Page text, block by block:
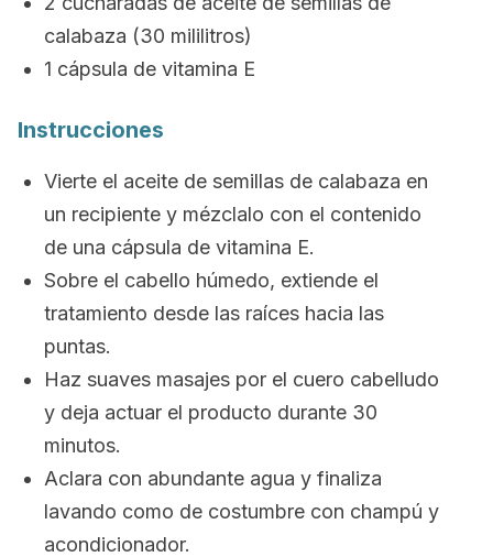
calabaza (30 mililitros)
1 cápsula de vitamina E
Instrucciones
Vierte el aceite de semillas de calabaza en
un recipiente y mézclalo con el contenido
de una cápsula de vitamina E.
Sobre el cabello húmedo, extiende el
tratamiento desde las raíces hacia las
puntas.
Haz suaves masajes por el cuero cabelludo
y deja actuar el producto durante 30
minutos.
Aclara con abundante agua y finaliza
lavando como de costumbre con champú y
acondicionador.